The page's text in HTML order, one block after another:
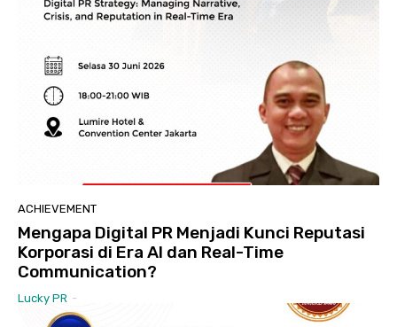
ACHIEVEMENT
Mengapa Digital PR Menjadi Kunci Reputasi
Korporasi di Era AI dan Real-Time
Communication?
Lucky PR -